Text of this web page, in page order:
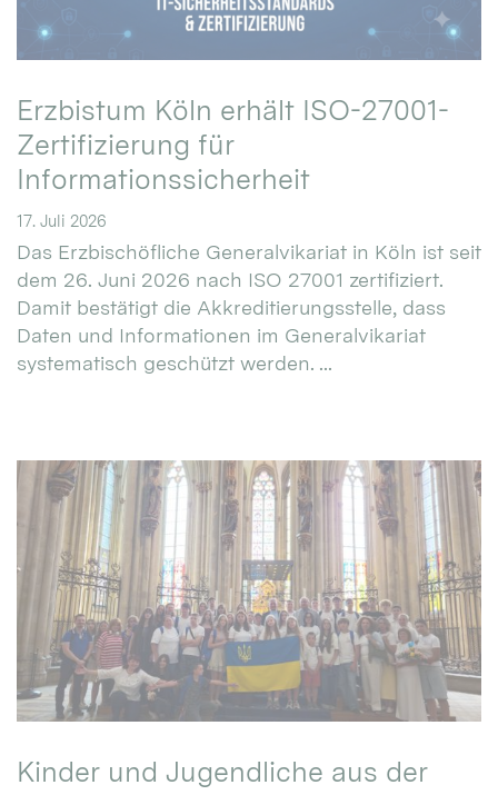
Erzbistum Köln erhält ISO-27001-
Zertifizierung für
Informationssicherheit
17. Juli 2026
Das Erzbischöfliche Generalvikariat in Köln ist seit
dem 26. Juni 2026 nach ISO 27001 zertifiziert.
Damit bestätigt die Akkreditierungsstelle, dass
Daten und Informationen im Generalvikariat
systematisch geschützt werden. ...
Kinder und Jugendliche aus der